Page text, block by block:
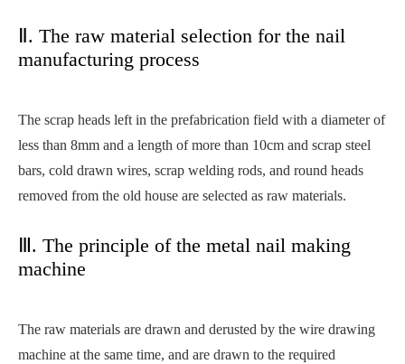
Ⅱ. The raw material selection for the nail
manufacturing process
The scrap heads left in the prefabrication field with a diameter of
less than 8mm and a length of more than 10cm and scrap steel
bars, cold drawn wires, scrap welding rods, and round heads
removed from the old house are selected as raw materials.
Ⅲ. The principle of the metal nail making
machine
The raw materials are drawn and derusted by the wire drawing
machine at the same time, and are drawn to the required